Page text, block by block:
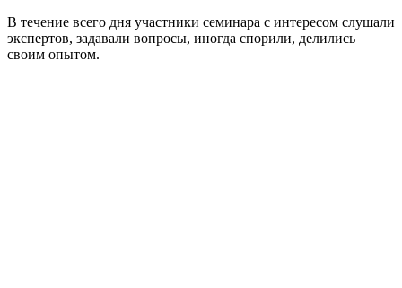
В течение всего дня участники семинара с интересом слушали
экспертов, задавали вопросы, иногда спорили, делились
своим опытом.